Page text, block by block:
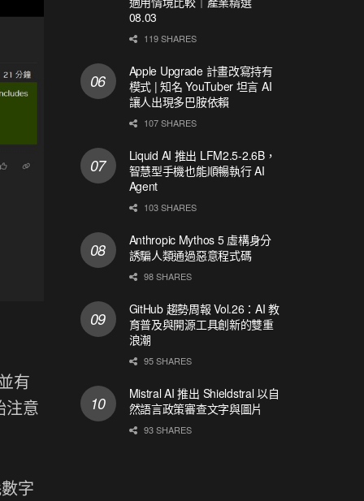
有
注意
字
08.03
119 SHARES
Apple Upgrade 計畫改寫持有
模式 | 知名 YouTuber 坦言 AI
讓人出現多巴胺依賴
107 SHARES
Liquid AI 推出 LFM2.5-2.6B，
智慧型手機也能順暢執行 AI
Agent
103 SHARES
Anthropic Mythos 5 虛構身分
誘騙人類通過惡意程式碼
98 SHARES
GitHub 趨勢周報 Vol.26：AI 教
育普及與開源工具創新的雙重
浪潮
95 SHARES
Mistral AI 推出 Shieldstral 以自
然語言政策審查文字與圖片
93 SHARES